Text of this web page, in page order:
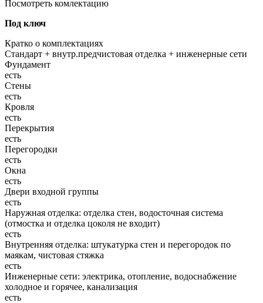
Посмотреть комлектацию
Под ключ
Кратко о комплектациях
Стандарт + внутр.предчистовая отделка + инженерные сети
Фундамент
есть
Стены
есть
Кровля
есть
Перекрытия
есть
Перегородки
есть
Окна
есть
Двери входной группы
есть
Наружная отделка: отделка стен, водосточная система
(отмостка и отделка цоколя не входит)
есть
Внутренняя отделка: штукатурка стен и перегородок по
маякам, чистовая стяжка
есть
Инженерные сети: электрика, отопление, водоснабжение
холодное и горячее, канализация
есть